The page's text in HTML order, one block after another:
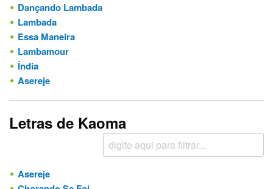
Dançando Lambada
Lambada
Essa Maneira
Lambamour
Índia
Asereje
Letras de Kaoma
Asereje